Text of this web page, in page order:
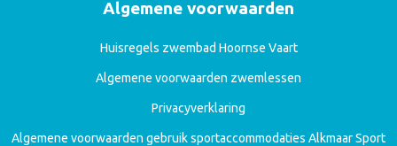
Algemene voorwaarden
Huisregels zwembad Hoornse Vaart
Algemene voorwaarden zwemlessen
Privacyverklaring
Algemene voorwaarden gebruik sportaccommodaties Alkmaar Sport